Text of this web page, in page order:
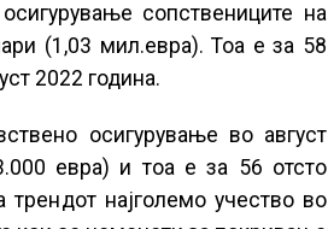
сопствениците на
(1,03 мил.евра). Тоа е за 58
2022 година.
осигурување во август
евра) и тоа е за 56 отсто
најголемо учество во